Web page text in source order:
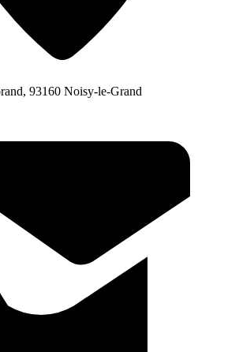
93160 Noisy-le-Grand